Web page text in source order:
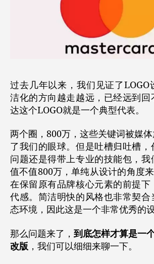
过去几年以来，我们见证了LOGO
洁化的方向越走越远，已经远到
达这个LOGO就是一个典型代表。
两个圈，800万，这些关键词被媒
了我们的眼球。但是吐槽归吐槽
问题还是得带上专业的技能包，我
值不值800万，单纯从设计的角度
在保留原有品牌核心元素的前提
代感。简洁明快的风格也非常契
态环境，因此这是一个非常优秀的设
那么问题来了， 到底怎样才算是一
改版，我们可以细细来聊一下。